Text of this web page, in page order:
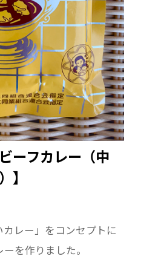
当たり
たんぱく質:9.2g 脂
食塩相当量:2.6g（推
レー（辛口）】
ねぎ、じゃがいも、に
ストラリア産）、小麦
ー粉、乳等を主要原料
ツネ、ビーフエキス、
料／調味料（アミノ酸
、カロチン）、酸味
ーフカレー（中
】
カレー」をコンセプトに
を作りました。